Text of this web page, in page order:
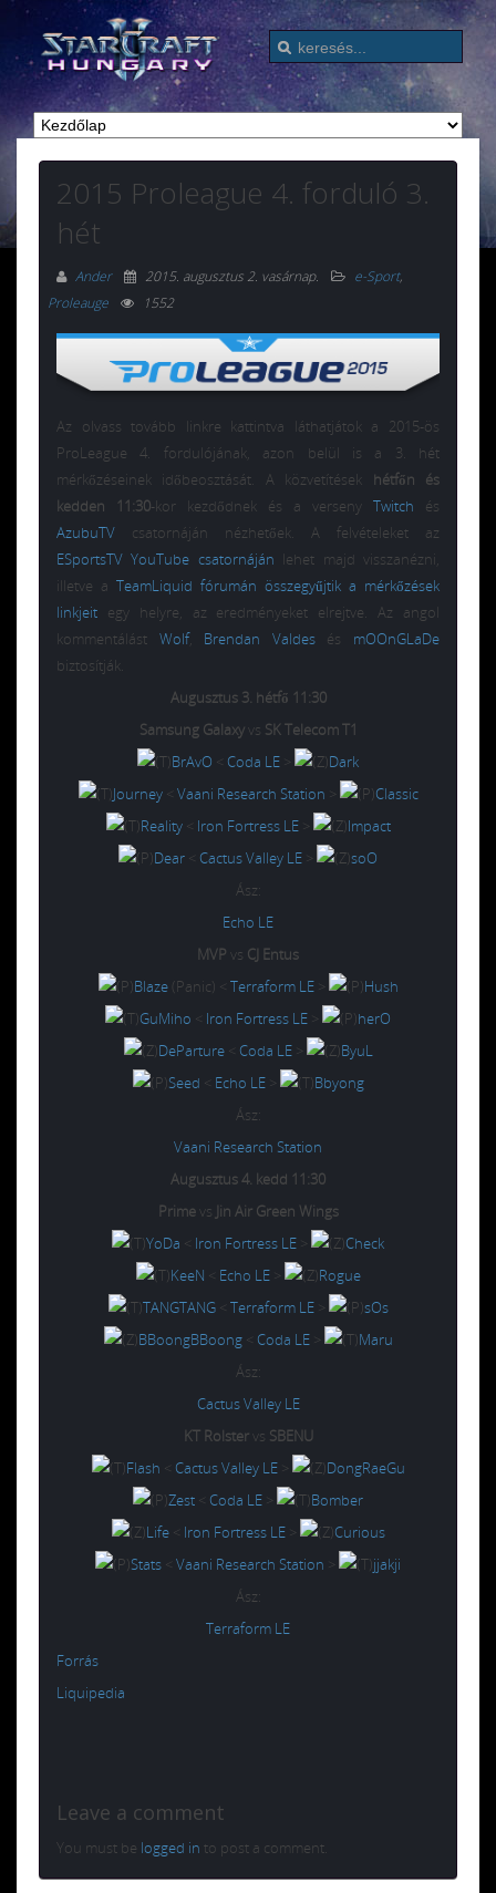
2015 Proleague 4. forduló 3.
hét
Ander 2015. augusztus 2. vasárnap. e-Sport,
Proleauge
1552
Az olvass tovább linkre kattintva láthatjátok a 2015-ös
ProLeague 4. fordulójának, azon belül is a 3. hét
mérkőzéseinek időbeosztását. A közvetítések hétfőn és
kedden 11:30-kor kezdődnek és a verseny Twitch és
AzubuTV csatornáján nézhetőek. A felvételeket az
ESportsTV YouTube csatornáján lehet majd visszanézni,
illetve a TeamLiquid fórumán összegyűjtik a mérkőzések
linkjeit egy helyre, az eredményeket elrejtve. Az angol
kommentálást Wolf, Brendan Valdesés mOOnGLaDe
biztosítják.
Augusztus 3. hétfő 11:30
Samsung Galaxyvs SK Telecom T1
BrAvO < Coda LE
Dark
Journey< Vaani Research Station
Classic
Reality< Iron Fortress LE>
Impact
Dear < Cactus Valley LE
soO
Ász:
Echo LE
MVP vs CJ Entus
Blaze(Panic) < Terraform LE>
Hush
GuMiho < Iron Fortress LE
herO
DeParture< Coda LE>
ByuL
Seed < Echo LE>
Bbyong
Ász:
Vaani Research Station
Augusztus 4. kedd 11:30
Primevs Jin Air Green Wings
YoDa < Iron Fortress LE
Check
KeeN < Echo LE>
Rogue
TANGTANG< Terraform LE>
sOs
BBoongBBoong< Coda LE>
Maru
Ász:
Cactus Valley LE
KT Rolstervs SBENU
Flash < Cactus Valley LE>
DongRaeGu
Zest < Coda LE
Bomber
Life< Iron Fortress LE>
Curious
Stats < Vaani Research Station
jjakji
Ász:
Terraform LE
Forrás
Liquipedia
Leave a comment
You must be logged in to post a comment.